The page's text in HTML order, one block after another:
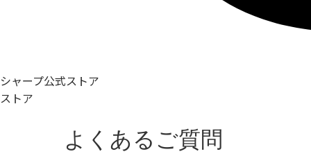
シャープ公式ストア
ストア
よくあるご質問